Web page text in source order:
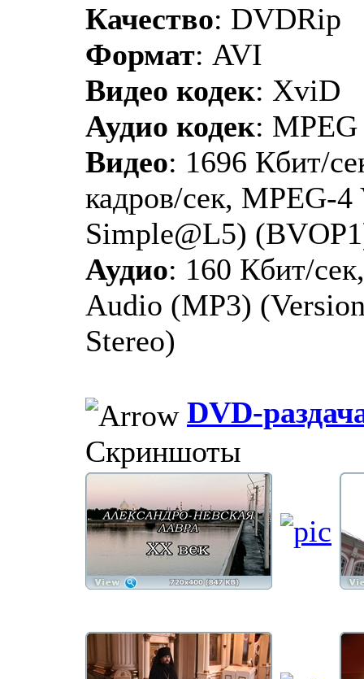
Качество: DVDRip
Формат: AVI
Видео кодек: XviD
Аудио кодек:
Видео: 1696 Кбит/
кадров/сек, MPEG-
Simple@L5)
Аудио: 160 Кбит/
Audio (MP3)
Stereo)
DVD-
Скриншоты